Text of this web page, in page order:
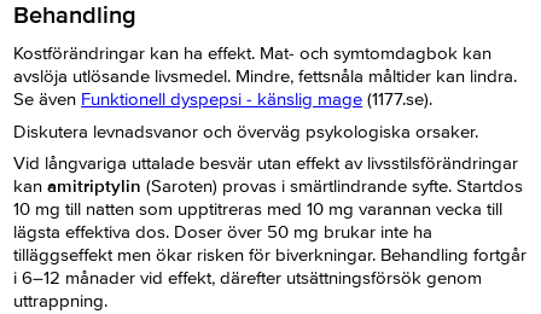
Behandling
Kostförändringar kan ha effekt. Mat- och symtomdagbok kan
avslöja utlösande livsmedel. Mindre, fettsnåla måltider kan lindra.
Se även Funktionell dyspepsi - känslig mage (1177.se).
Diskutera levnadsvanor och överväg psykologiska orsaker.
Vid långvariga uttalade besvär utan effekt av livsstilsförändringar
kanamitriptylin (Saroten) provas i smärtlindrande syfte. Startdos
10 mg till natten som upptitreras med 10 mg varannan vecka till
lägsta effektiva dos. Doser över 50 mg brukar inte ha
tilläggseffekt men ökar risken för biverkningar. Behandling fortgår
i 6–12 månader vid effekt, därefter utsättningsförsök genom
uttrappning.